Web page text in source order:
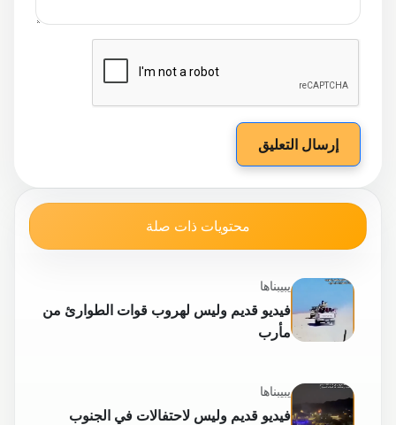
إرسال التعليق
محتويات ذات صلة
يبيبناها
فيديو قديم وليس لهروب قوات الطوارئ من
مأرب
يبيبناها
فيديو قديم وليس لاحتفالات في الجنوب